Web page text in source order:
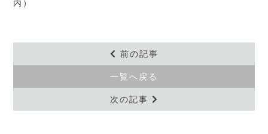
内）
前の記事
一覧へ戻る
次の記事